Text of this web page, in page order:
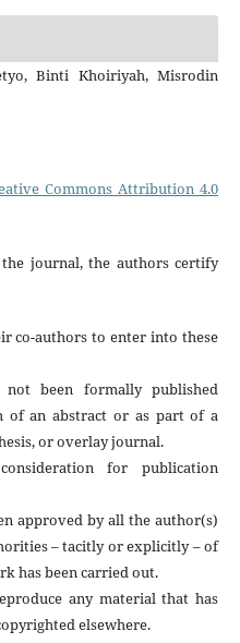
Binti Khoiriyah, Misrodin
Commons Attribution 4.0
journal, the authors certify
co-authors to enter into these
been formally published
of an abstract or as part of a
or overlay journal.
for publication
approved by all the author(s)
– tacitly or explicitly – of
has been carried out.
any material that has
elsewhere.